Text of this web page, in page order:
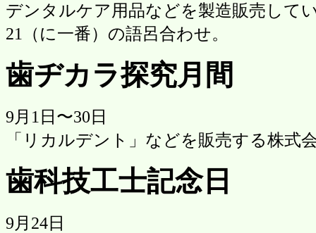
デンタルケア用品などを製造販売して
21（に一番）の語呂合わせ。
歯ヂカラ探究月間
9月1日〜30日
「リカルデント」などを販売する株式
歯科技工士記念日
9月24日